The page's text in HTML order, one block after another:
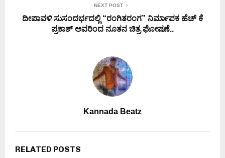
NEXT POST
ದೀಪಾವಳಿ ಸುಸಂದರ್ಭದಲ್ಲಿ “ರಂಗಿತರಂಗ” ನಿರ್ಮಾಪಕ ಹೆಚ್ ಕೆ
ಪ್ರಕಾಶ್ ಅವರಿಂದ ನೂತನ ಚಿತ್ರ ಘೋಷಣೆ..‌
Kannada Beatz
RELATED POSTS